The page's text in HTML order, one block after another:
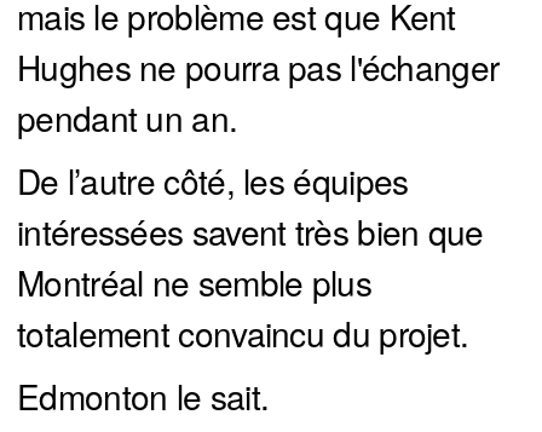
mais le problème est que Kent
Hughes ne pourra pas l'échanger
pendant un an.
De l’autre côté, les équipes
intéressées savent très bien que
Montréal ne semble plus
totalement convaincu du projet.
Edmonton le sait.